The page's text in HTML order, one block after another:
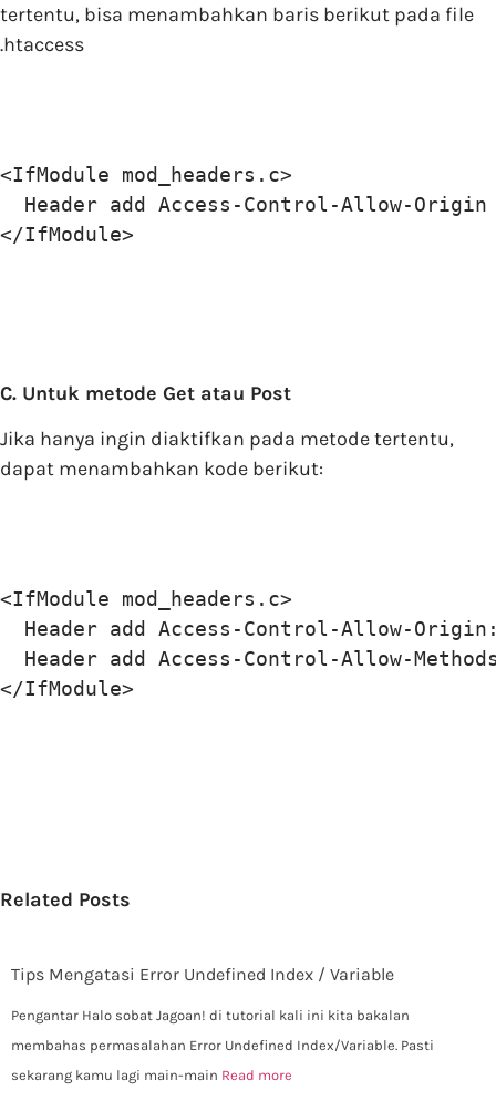
tertentu, bisa menambahkan baris berikut pada file
.htaccess
<IfModule mod_headers.c>
Header add Access-Control-Allow-
</IfModule>
C. Untuk metode Get atau Post
Jika hanya ingin diaktifkan pada metode tertentu,
dapat menambahkan kode berikut:
<IfModule mod_headers.c>
Header add Access-Control-Allow-
Header add Access-Control-Allow-
</IfModule>
Related Posts
Tips Mengatasi Error Undefined Index / Variable
Pengantar Halo sobat Jagoan! di tutorial kali ini kita bakalan
membahas permasalahan Error Undefined Index/Variable. Pasti
sekarang kamu lagi main-main Read more